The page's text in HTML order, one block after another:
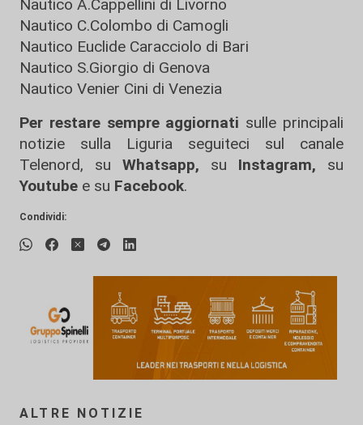
Nautico A.Cappellini di Livorno
Nautico C.Colombo di Camogli
Nautico Euclide Caracciolo di Bari
Nautico S.Giorgio di Genova
Nautico Venier Cini di Venezia
Per restare sempre aggiornati sulle principali
notizie sulla Liguria seguiteci sul canale
Telenord, su
Whatsapp, su Instagram, su
Youtube e su Facebook.
Condividi:
ALTRE NOTIZIE